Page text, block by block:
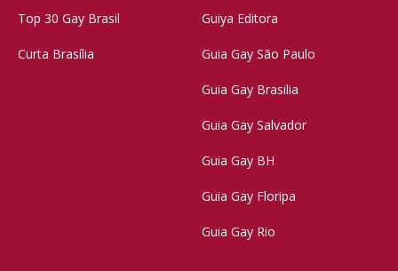
Top 30 Gay Brasil
Curta Brasília
Guiya Editora
Guia Gay São Paulo
Guia Gay Brasilia
Guia Gay Salvador
Guia Gay BH
Guia Gay Floripa
Guia Gay Rio